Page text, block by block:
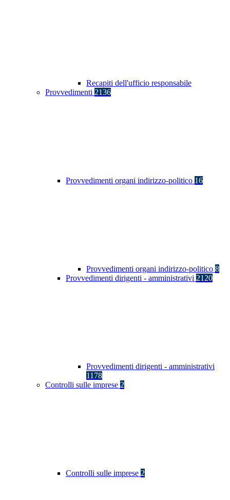
Recapiti dell'ufficio responsabile
Provvedimenti 2136
Provvedimenti organi indirizzo-politico 16
Provvedimenti organi indirizzo-politico 8
Provvedimenti dirigenti - amministrativi 2120
Provvedimenti dirigenti - amministrativi
1178
Controlli sulle imprese 2
Controlli sulle imprese 2